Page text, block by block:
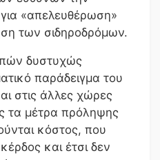
«απελευθέρωση»
των σιδηροδρόμων.
δυστυχώς
παράδειγμα του
στις άλλες χώρες
τα μέτρα πρόληψης
κόστος, που
και έτσι δεν